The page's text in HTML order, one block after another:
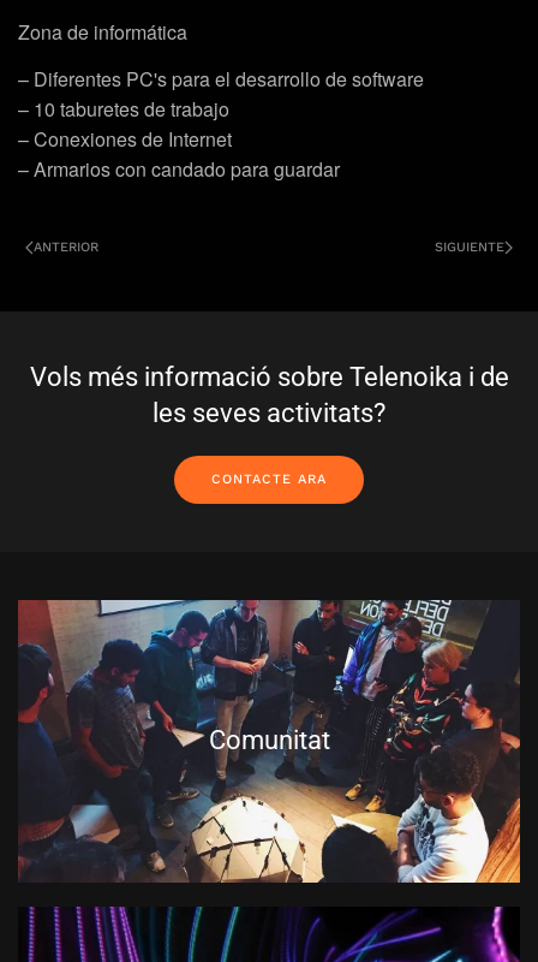
Zona de informática
– Diferentes PC's para el desarrollo de software
– 10 taburetes de trabajo
– Conexiones de Internet
– Armarios con candado para guardar
ANTERIOR SIGUIENTE
Vols més informació sobre Telenoika i de
les seves activitats?
CONTACTE ARA
Comunitat